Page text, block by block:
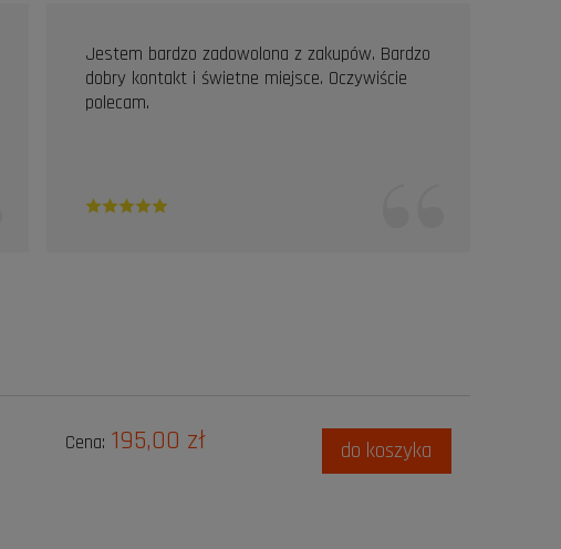
Jestem bardzo zadowolona z zakupów. Bardzo
dobry kontakt i świetne miejsce. Oczywiście
polecam.
Cena: 195,00 zł do koszyka